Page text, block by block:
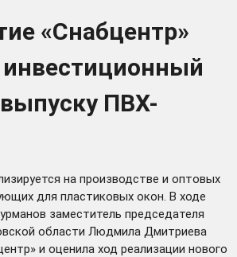
«Снабцентр»
инвестиционный
ПВХ-
на производстве и оптовых
для пластиковых окон. В ходе
заместитель председателя
области Людмила Дмитриева
и оценила ход реализации нового